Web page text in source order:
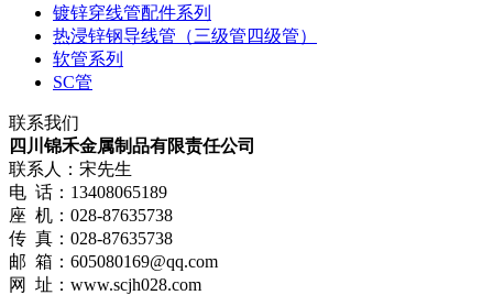
镀锌穿线管配件系列
热浸锌钢导线管（三级管四级管）
软管系列
SC管
联系我们
四川锦禾金属制品有限责任公司
联系人：宋先生
电 话：13408065189
座 机：028-87635738
传 真：028-87635738
邮 箱：605080169@qq.com
网 址：www.scjh028.com